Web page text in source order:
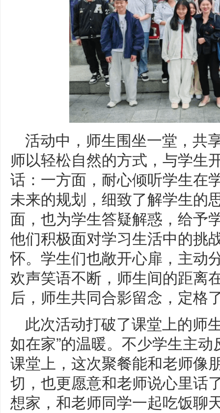
活动中，师生围坐一堂，共
师以轻松自然的方式，与学生
话：一方面，耐心倾听学生在
未来的规划，细致了解学生的
面，也为学生答疑解惑，给予
他们积极面对学习生活中的挑
怀。学生们也敞开心扉，主动
欢声笑语不断，师生间的距离
后，师生共同合影留念，定格
此次活动打破了课堂上的师
如在家”的温暖。不少学生主
课堂上，这次聚餐能和老师像
切，也更愿意和老师说心里话
想家，和老师同学一起吃饭聊